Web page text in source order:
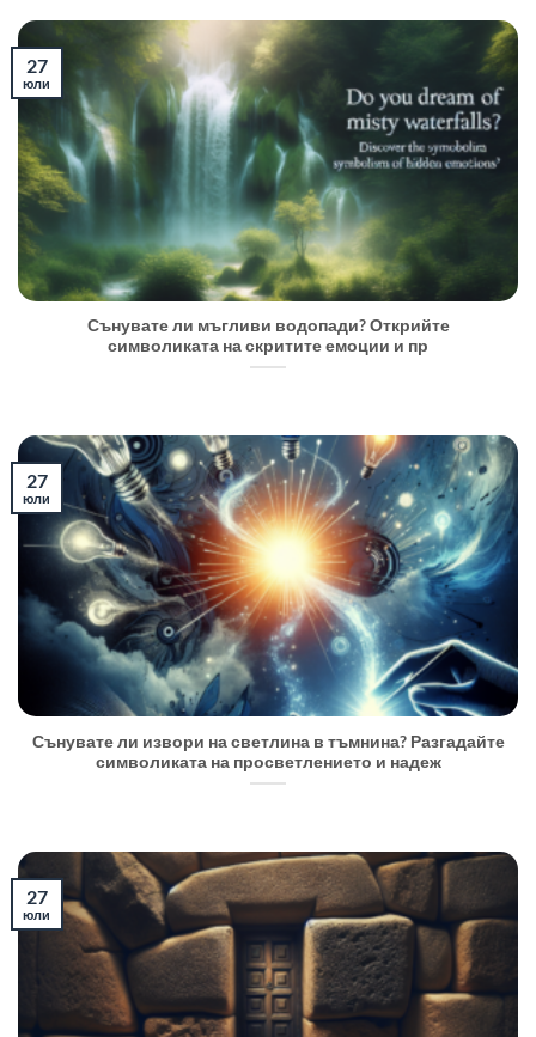
Сънувате ли мъгливи водопади? Открийте
символиката на скритите емоции и пр
27
юли
Сънувате ли извори на светлина в тъмнина? Разгадайте
символиката на просветлението и надеж
27
юли
27
юли